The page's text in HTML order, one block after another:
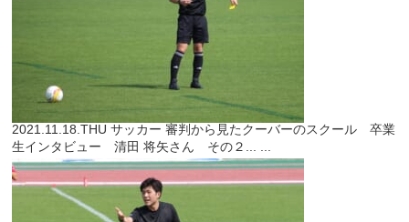
2021.11.18.THU サッカー 審判から見たクーバーのスクール 卒業
生インタビュー 清田 将矢さん その２... ...